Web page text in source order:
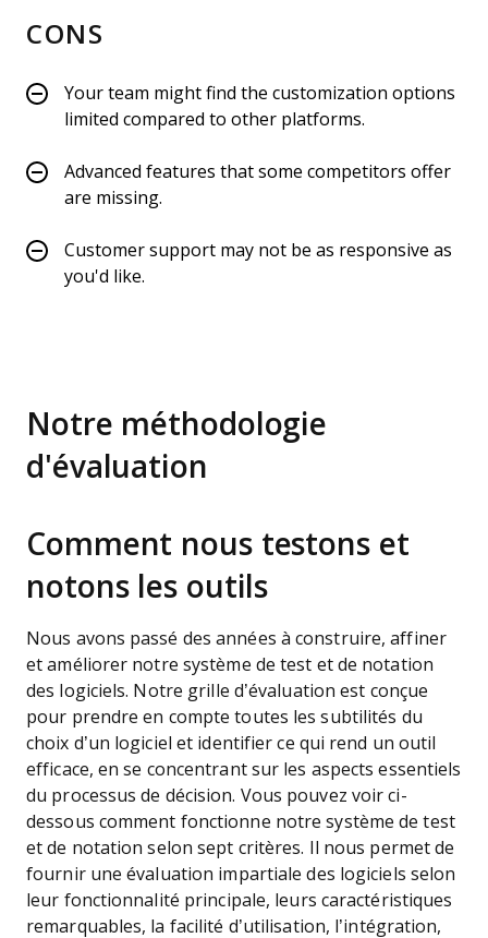
CONS
Your team might find the customization options
limited compared to other platforms.
Advanced features that some competitors offer
are missing.
Customer support may not be as responsive as
you'd like.
Notre méthodologie
d'évaluation
Comment nous testons et
notons les outils
Nous avons passé des années à construire, affiner
et améliorer notre système de test et de notation
des logiciels. Notre grille d’évaluation est conçue
pour prendre en compte toutes les subtilités du
choix d’un logiciel et identifier ce qui rend un outil
efficace, en se concentrant sur les aspects essentiels
du processus de décision. Vous pouvez voir ci-
dessous comment fonctionne notre système de test
et de notation selon sept critères. Il nous permet de
fournir une évaluation impartiale des logiciels selon
leur fonctionnalité principale, leurs caractéristiques
remarquables, la facilité d’utilisation, l’intégration,